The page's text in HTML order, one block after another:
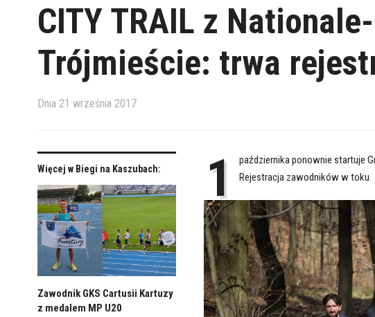
CITY TRAIL z
Trójmieście: trwa
Dnia 21 września 2017
Więcej w Biegi na Kaszubach:
Zawodnik GKS Cartusii Kartuzy
z medalem MP U20
1
października ponownie startuje
Rejestracja zawodników w toku.